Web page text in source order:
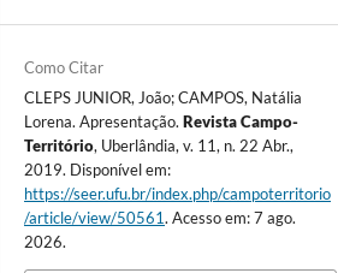
Como Citar
CLEPS JUNIOR, João; CAMPOS, Natália
Lorena. Apresentação.Revista Campo-
Território, Uberlândia, v. 11, n. 22 Abr.,
2019. Disponível em:
https://seer.ufu.br/index.php/campoterritorio
/article/view/50561. Acesso em: 7 ago.
2026.